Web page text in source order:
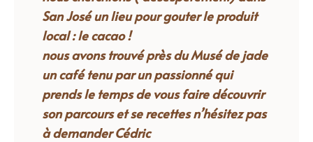
San José un lieu pour gouter le produit
local : le cacao !
nous avons trouvé près du Musé de jade
un café tenu par un passionné qui
prends le temps de vous faire découvrir
son parcours et se recettes n’hésitez pas
à demander Cédric